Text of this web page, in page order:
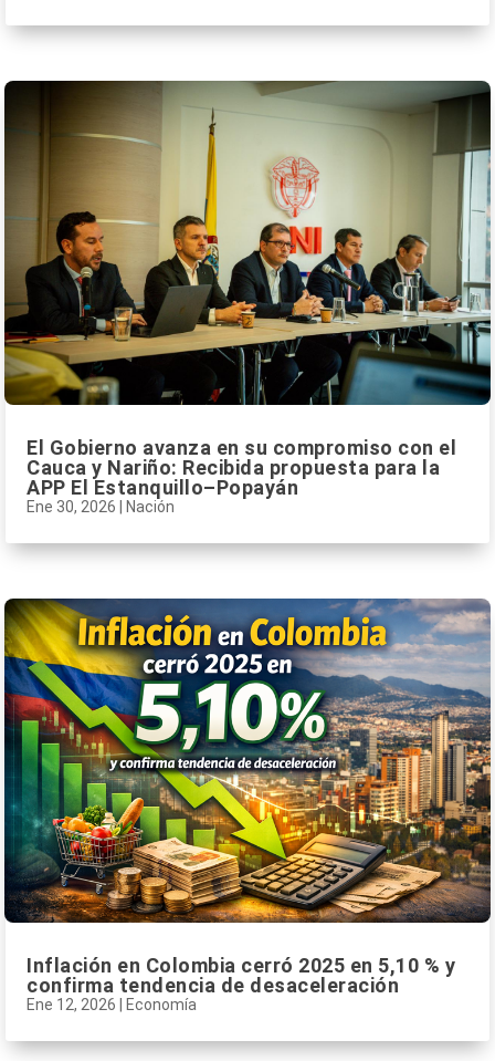
El Gobierno avanza en su compromiso con el
Cauca y Nariño: Recibida propuesta para la
APP El Estanquillo–Popayán
Ene 30, 2026 Nación
Inflación en Colombia cerró 2025 en 5,10 % y
confirma tendencia de desaceleración
Ene 12, 2026 Economía